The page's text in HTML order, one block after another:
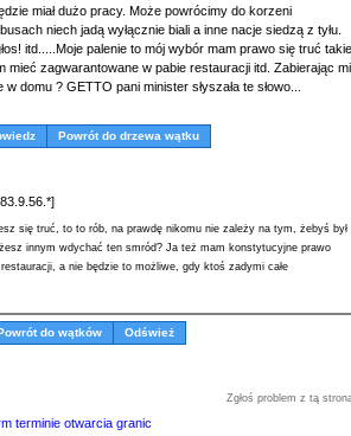
miał dużo pracy. Może powrócimy do korzeni
niech jadą wyłącznie biali a inne nacje siedzą z tyłu.
itd.....Moje palenie to mój wybór mam prawo się truć takie
mieć zagwarantowane w pabie restauracji itd. Zabierając mi
domu ? GETTO pani minister słyszała te słowo...
Powrót do drzewa wątku
się truć, to to rób, na prawdę nikomu nie zależy na tym, żebyś był
innym wdychać ten smród? Ja też mam konstytucyjne prawo
a nie będzie to możliwe, gdy ktoś zadymi całe
do wątków Odśwież
Zgłoś problem z tą
terminie otwarcia granic